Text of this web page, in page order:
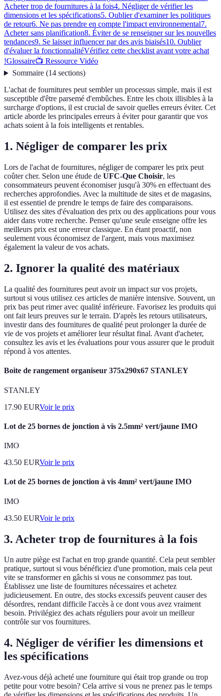
Acheter trop de fournitures à la fois4. Négliger de vérifier les
dimensions et les spécifications5. Oublier d'examiner les politiques
de retour6. Ne pas prendre en compte l'impact environnemental7.
Acheter sans planification8. Éviter de se renseigner sur les nouvelles
tendances9. Se laisser influencer par des avis biaisés10. Oublier
d'évaluer la fonctionnalitéVérifiez cette checklist avant votre achat
!Glossaire📺 Ressource Vidéo
Sommaire(14 sections)
L'achat de fournitures peut sembler un processus simple, mais il est
susceptible d'être parsemé d'embûches. Entre les choix illisibles à la
surcharge d'options, il est crucial de savoir quelles erreurs éviter. Cet
article aborde les principales erreurs à éviter pour garantir que vos
achats soient à la fois intelligents et rentables.
1. Négliger de comparer les prix
Lors de l'achat de fournitures, négliger de comparer les prix peut
coûter cher. Selon une étude de UFC-Que Choisir, les
consommateurs peuvent économiser jusqu'à 30% en effectuant des
recherches approfondies. Avec la multitude de sites et de magasins,
il est essentiel de prendre le temps de faire des comparaisons.
Utilisez des sites d'évaluation des prix ou des applications pour vous
aider dans votre recherche. Penser qu'une seule enseigne offre les
meilleurs prix est une erreur classique. En étant proactif, non
seulement vous économisez de l'argent, mais vous maximisez
également la valeur de vos achats.
2. Ignorer la qualité des matériaux
La qualité des fournitures peut avoir un impact sur vos projets,
surtout si vous utilisez ces articles de manière intensive. Souvent, un
prix bas peut rimer avec qualité inférieure. Favorisez les produits qui
ont fait leurs preuves sur le terrain. D'après les retours utilisateurs,
investir dans des fournitures de qualité peut prolonger la durée de
vie de vos projets et améliorer leur résultat final. Avant d'acheter,
consultez les avis et les évaluations pour vous assurer que le produit
répond à vos attentes.
Boite de rangement organiseur 375x290x67 STANLEY
STANLEY
17.90 EURVoir le prix
Lot de 25 bornes de jonction à vis 2.5mm² vert/jaune IMO
IMO
43.50 EURVoir le prix
Lot de 25 bornes de jonction à vis 4mm² vert/jaune IMO
IMO
43.50 EURVoir le prix
3. Acheter trop de fournitures à la fois
Un autre piège est l'achat en trop grande quantité. Cela peut sembler
pratique, surtout si vous bénéficiez d'une promotion, mais cela peut
vite se transformer en gâchis si vous ne consommez pas tout.
Établissez une liste de fournitures nécessaires et achetez
judicieusement. En outre, des stocks excessifs peuvent causer des
désordres, rendant difficile l'accès à ce dont vous avez vraiment
besoin. Privilégiez des achats réguliers pour avoir un meilleur
contrôle sur vos fournitures.
4. Négliger de vérifier les dimensions et
les spécifications
Avez-vous déjà acheté une fourniture qui était trop grande ou trop
petite pour votre besoin? Cela arrive si vous ne prenez pas le temps